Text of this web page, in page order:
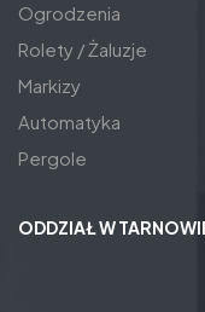
Ogrodzenia
Rolety / Żaluzje
Markizy
Automatyka
Pergole
ODDZIAŁ W